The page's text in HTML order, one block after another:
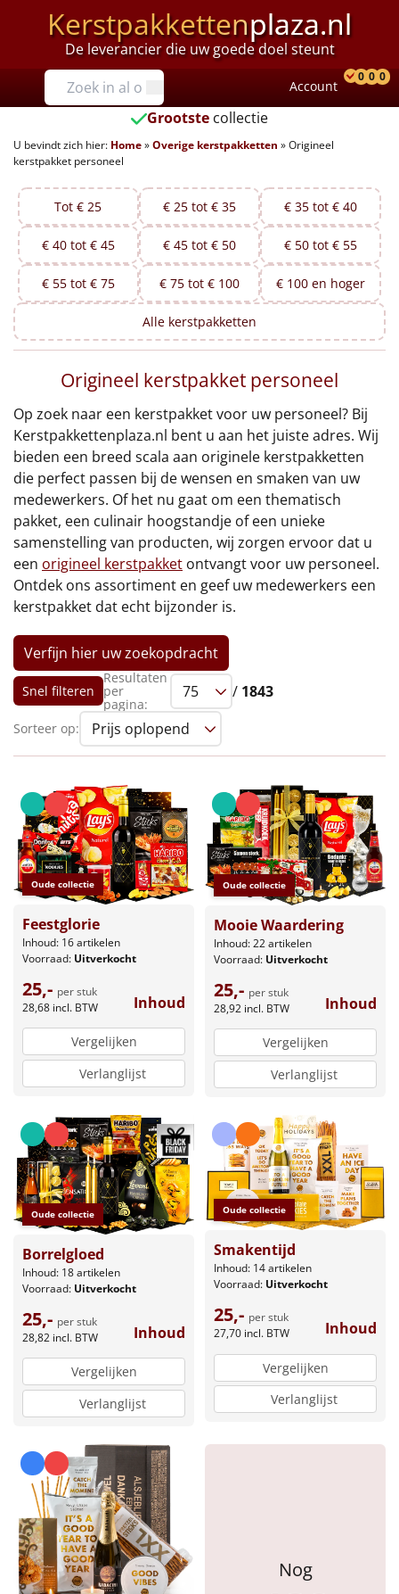
Kerstpakkettenplaza.nl
De leverancier die uw goede doel steunt
Prijzen
Tot €25
€25 tot €35
€35 tot €40
€40 tot €45
€45 tot €50
€50 tot €55
€75 tot €100
€100 en hoger
Alle kerstpakketten 2026
Thema
Origineel
Rituals
Luxe
Mannen
Vrouwen
Duurzaam
Leuke
Goedkope
Uniek
Alle thema's
Artikel
Hitster NIEUW
Pizzarette
Tas
Wake up light
NIEUW
Borrelplank
Warmtekussen
Slowcooker POPULAIR
Noodradio NIEUW
Deken (fleece plaid)
Alle artikelen
Overige
Ideeën
Personeel
Doe het zelf
Account
0 0 0
Grootste collectie
U bevindt zich hier: Home»Overige kerstpakketten »Origineel
kerstpakket personeel
Tot € 25 € 25 tot € 35 € 35 tot € 40
€ 40 tot € 45 € 45 tot € 50 € 50 tot € 55
€ 55 tot € 75 € 75 tot € 100 € 100 en hoger
Alle kerstpakketten
Origineel kerstpakket personeel
Op zoek naar een kerstpakket voor uw personeel? Bij
Kerstpakkettenplaza.nl bent u aan het juiste adres. Wij
bieden een breed scala aan originele kerstpakketten
die perfect passen bij de wensen en smaken van uw
medewerkers. Of het nu gaat om een thematisch
pakket, een culinair hoogstandje of een unieke
samenstelling van producten, wij zorgen ervoor dat u
een origineel kerstpakket ontvangt voor uw personeel.
Ontdek ons assortiment en geef uw medewerkers een
kerstpakket dat echt bijzonder is.
Verfijn hier uw zoekopdracht
Snel filteren
Resultaten
per
pagina:
/ 1843
Sorteer op:
Oude collectie
Feestglorie
Inhoud: 16 artikelen
Voorraad: Uitverkocht
25,- per stuk
28,68 incl. BTW Inhoud
Vergelijken
Verlanglijst
Oude collectie
Mooie Waardering
Inhoud: 22 artikelen
Voorraad: Uitverkocht
25,- per stuk
28,92 incl. BTW Inhoud
Vergelijken
Verlanglijst
Oude collectie
Borrelgloed
Inhoud: 18 artikelen
Voorraad: Uitverkocht
25,- per stuk
28,82 incl. BTW Inhoud
Vergelijken
Verlanglijst
Oude collectie
Smakentijd
Inhoud: 14 artikelen
Voorraad: Uitverkocht
25,- per stuk
27,70 incl. BTW Inhoud
Vergelijken
Verlanglijst
Nog